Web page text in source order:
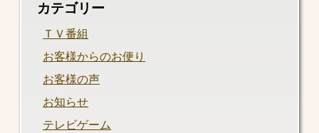
カテゴリー
ＴＶ番組
お客様からのお便り
お客様の声
お知らせ
テレビゲーム